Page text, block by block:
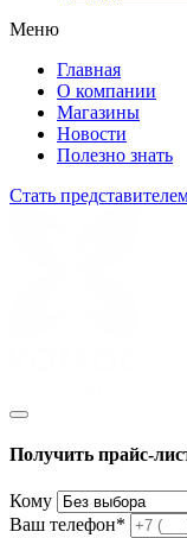
Меню
Главная
О компании
Магазины
Новости
Полезно знать
Стать
Получить прайс-
Кому
Ваш телефон*